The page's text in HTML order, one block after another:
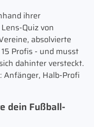
ihrer
Quiz von
absolvierte
Profis - und musst
dahinter versteckt.
Anfänger, Halb-Profi
dein Fußball-